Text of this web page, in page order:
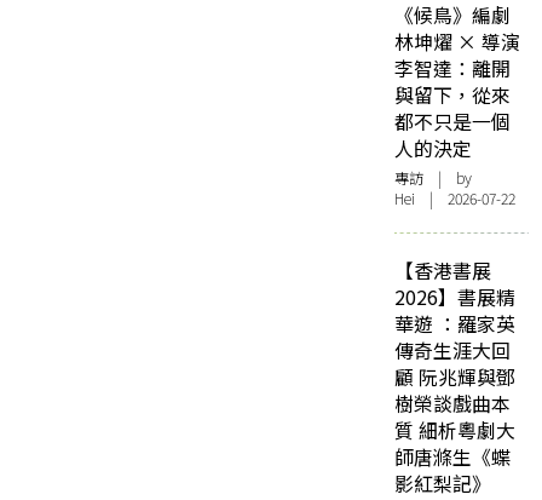
《候鳥》編劇
林坤燿 × 導演
李智達：離開
與留下，從來
都不只是一個
人的決定
專訪 | by
Hei | 2026-07-22
【香港書展
2026】書展精
華遊 ：羅家英
傳奇生涯大回
顧 阮兆輝與鄧
樹榮談戲曲本
質 細析粵劇大
師唐滌生《蝶
影紅梨記》